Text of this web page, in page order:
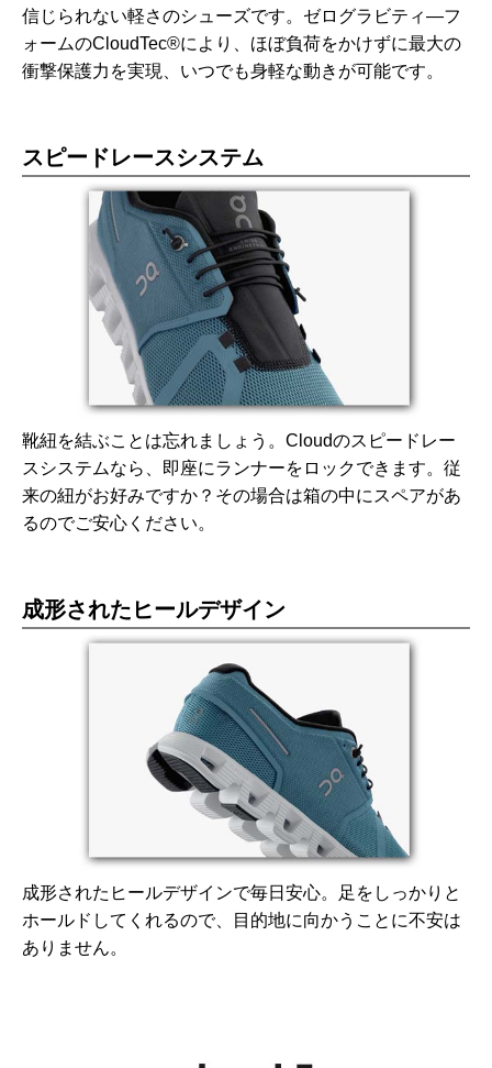
信じられない軽さのシューズです。ゼログラビティ―フ
ォームのCloudTec®により、ほぼ負荷をかけずに最大の
衝撃保護力を実現、いつでも身軽な動きが可能です。
スピードレースシステム
靴紐を結ぶことは忘れましょう。Cloudのスピードレー
スシステムなら、即座にランナーをロックできます。従
来の紐がお好みですか？その場合は箱の中にスペアがあ
るのでご安心ください。
成形されたヒールデザイン
成形されたヒールデザインで毎日安心。足をしっかりと
ホールドしてくれるので、目的地に向かうことに不安は
ありません。